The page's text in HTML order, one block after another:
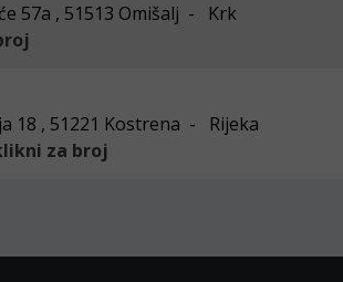
57a , 51513 Omišalj - Krk
18 , 51221 Kostrena - Rijeka
za broj